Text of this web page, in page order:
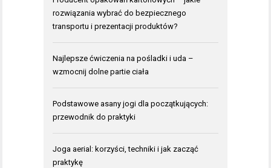
rozwiązania wybrać do bezpiecznego
transportu i prezentacji produktów?
Najlepsze ćwiczenia na pośladki i uda –
wzmocnij dolne partie ciała
Podstawowe asany jogi dla początkujących:
przewodnik do praktyki
Joga aerial: korzyści, techniki i jak zacząć
praktykę